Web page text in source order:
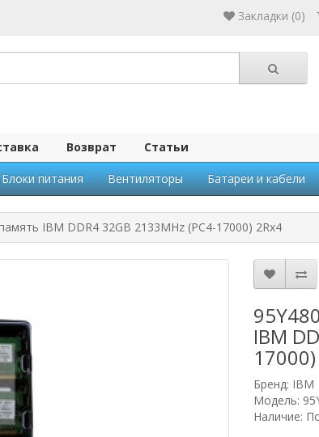
Закладки (0)
Возврат Статьи
Блоки питания Вентиляторы Батареи и кабели
IBM DDR4 32GB 2133MHz (PC4-17000) 2Rx4
IBM
Бренд: IBM
Модель:
Наличие: